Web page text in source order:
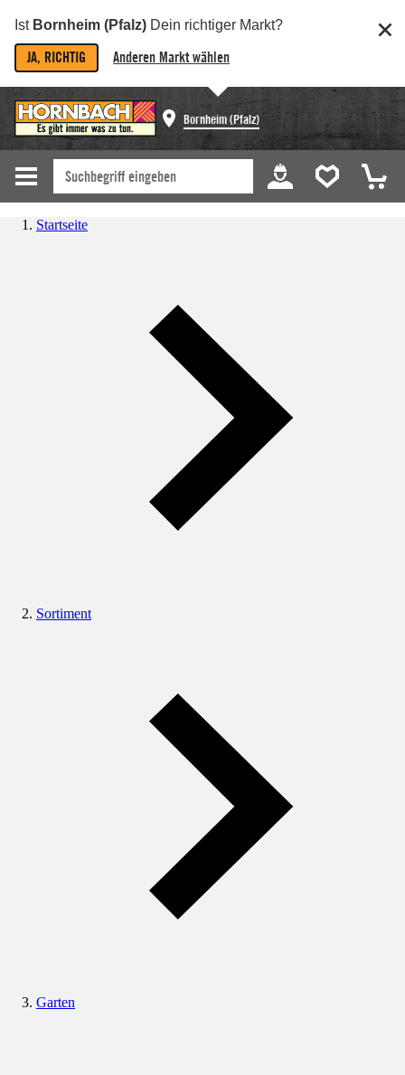
Ist Bornheim (Pfalz) Dein richtiger Markt?
JA, RICHTIG Anderen Markt wählen
Bornheim (Pfalz)
Startseite
Sortiment
Garten